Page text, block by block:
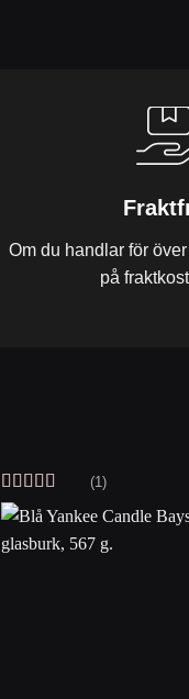
Om du handlar för
på
Betygsatt
5
av 5
(1)